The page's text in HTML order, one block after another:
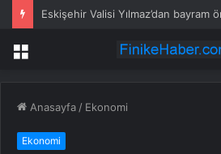
Belde A.Ş.’den Kocaeli çocuklara
Menü
Anasayfa / Ekonomi
Ekonomi